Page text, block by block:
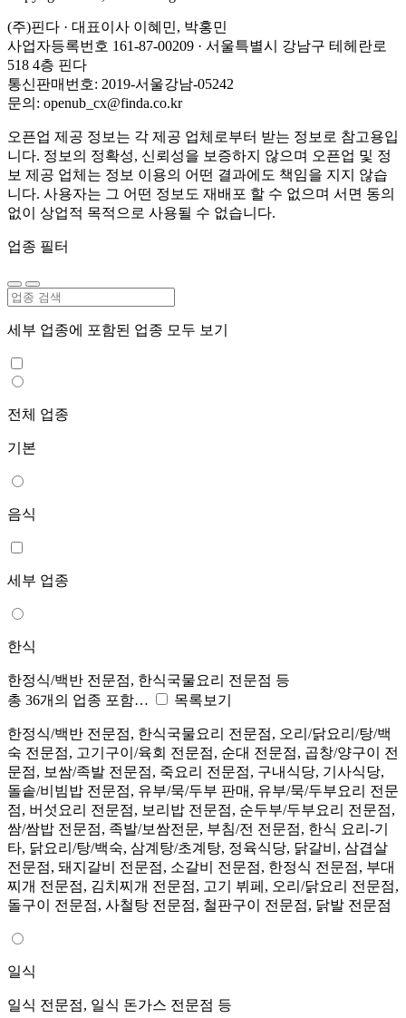
(주)핀다 · 대표이사 이혜민, 박홍민
사업자등록번호 161-87-00209 · 서울특별시 강남구 테헤란로
518 4층 핀다
통신판매번호: 2019-서울강남-05242
문의: openub_cx@finda.co.kr
오픈업 제공 정보는 각 제공 업체로부터 받는 정보로 참고용입
니다. 정보의 정확성, 신뢰성을 보증하지 않으며 오픈업 및 정
보 제공 업체는 정보 이용의 어떤 결과에도 책임을 지지 않습
니다. 사용자는 그 어떤 정보도 재배포 할 수 없으며 서면 동의
없이 상업적 목적으로 사용될 수 없습니다.
업종 필터
세부 업종에 포함된 업종 모두 보기
전체 업종
기본
음식
세부 업종
한식
한정식/백반 전문점, 한식국물요리 전문점 등
총 36개의 업종 포함…
목록보기
한정식/백반 전문점, 한식국물요리 전문점, 오리/닭요리/탕/백
숙 전문점, 고기구이/육회 전문점, 순대 전문점, 곱창/양구이 전
문점, 보쌈/족발 전문점, 죽요리 전문점, 구내식당, 기사식당,
돌솥/비빔밥 전문점, 유부/묵/두부 판매, 유부/묵/두부요리 전문
점, 버섯요리 전문점, 보리밥 전문점, 순두부/두부요리 전문점,
쌈/쌈밥 전문점, 족발/보쌈전문, 부침/전 전문점, 한식 요리-기
타, 닭요리/탕/백숙, 삼계탕/초계탕, 정육식당, 닭갈비, 삼겹살
전문점, 돼지갈비 전문점, 소갈비 전문점, 한정식 전문점, 부대
찌개 전문점, 김치찌개 전문점, 고기 뷔페, 오리/닭요리 전문점,
돌구이 전문점, 사철탕 전문점, 철판구이 전문점, 닭발 전문점
일식
일식 전문점, 일식 돈가스 전문점 등